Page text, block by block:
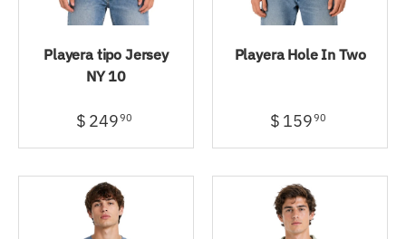
Playera tipo Jersey
NY 10
$ 24990
Playera Hole In Two
$ 15990